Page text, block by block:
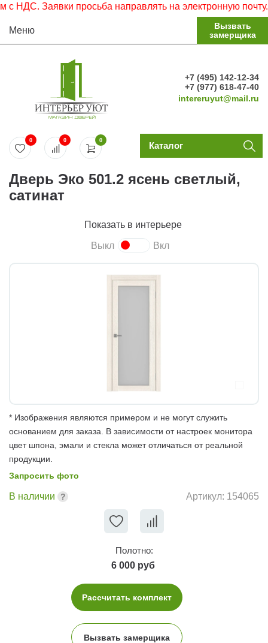
Заявки просьба направлять на электронную почту.
Меню
Вызвать
замерщика
+7 (495) 142-12-34
+7 (977) 618-47-40
intereruyut@mail.ru
0
0 0 Каталог
Дверь Эко 501.2 ясень светлый,
сатинат
Показать в интерьере
Выкл Вкл
* Изображения являются примером и не могут служить
основанием для заказа. В зависимости от настроек монитора
цвет шпона, эмали и стекла может отличаться от реальной
продукции.
Запросить фото
В наличии Артикул: 154065
Полотно:
6 000 руб
Рассчитать комплект
Вызвать замерщика